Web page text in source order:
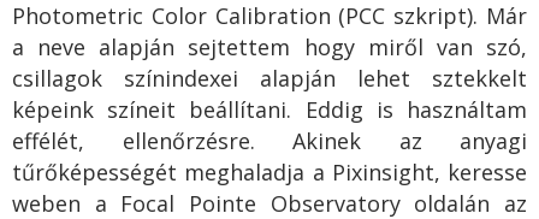
Photometric Color Calibration (PCC szkript). Már
a neve alapján sejtettem hogy miről van szó,
csillagok színindexei alapján lehet sztekkelt
képeink színeit beállítani. Eddig is használtam
effélét, ellenőrzésre. Akinek az anyagi
tűrőképességét meghaladja a Pixinsight, keresse
weben a Focal Pointe Observatory oldalán az